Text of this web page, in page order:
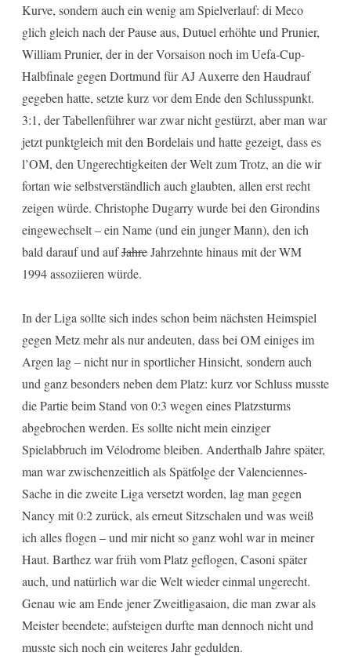
Kurve, sondern auch ein wenig am Spielverlauf: di Meco
glich gleich nach der Pause aus, Dutuel erhöhte und Prunier,
William Prunier, der in der Vorsaison noch im Uefa-Cup-
Halbfinale gegen Dortmund für AJ Auxerre den Haudrauf
gegeben hatte, setzte kurz vor dem Ende den Schlusspunkt.
3:1, der Tabellenführer war zwar nicht gestürzt, aber man war
jetzt punktgleich mit den Bordelais und hatte gezeigt, dass es
l’OM, den Ungerechtigkeiten der Welt zum Trotz, an die wir
fortan wie selbstverständlich auch glaubten, allen erst recht
zeigen würde. Christophe Dugarry wurde bei den Girondins
eingewechselt – ein Name (und ein junger Mann), den ich
bald darauf und aufJahreJahrzehnte hinaus mit der WM
1994 assoziieren würde.
In der Liga sollte sich indes schon beim nächsten Heimspiel
gegen Metz mehr als nur andeuten, dass bei OM einiges im
Argen lag – nicht nur in sportlicher Hinsicht, sondern auch
und ganz besonders neben dem Platz: kurz vor Schluss musste
die Partie beim Stand von 0:3 wegen eines Platzsturms
abgebrochen werden. Es sollte nicht mein einziger
Spielabbruch im Vélodrome bleiben. Anderthalb Jahre später,
man war zwischenzeitlich als Spätfolge der Valenciennes-
Sache in die zweite Liga versetzt worden, lag man gegen
Nancy mit 0:2 zurück, als erneut Sitzschalen und was weiß
ich alles flogen – und mir nicht so ganz wohl war in meiner
Haut. Barthez war früh vom Platz geflogen, Casoni später
auch, und natürlich war die Welt wieder einmal ungerecht.
Genau wie am Ende jener Zweitligasaion, die man zwar als
Meister beendete; aufsteigen durfte man dennoch nicht und
musste sich noch ein weiteres Jahr gedulden.